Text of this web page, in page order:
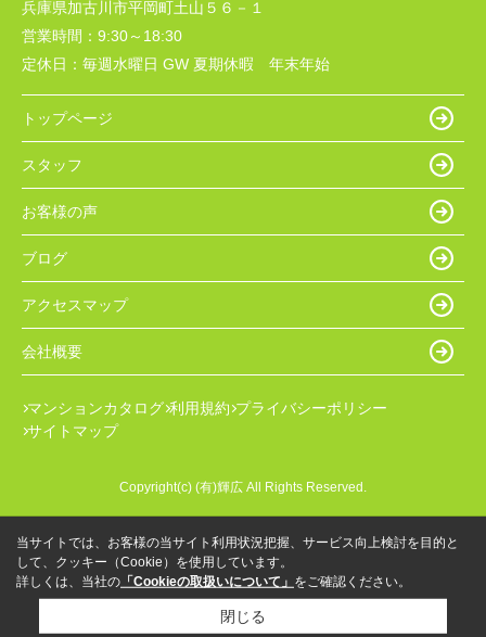
兵庫県加古川市平岡町土山５６－１
営業時間： 9:30～18:30
定休日： 毎週水曜日 GW 夏期休暇 年末年始
トップページ
スタッフ
お客様の声
ブログ
アクセスマップ
会社概要
マンションカタログ 利用規約 プライバシーポリシー
サイトマップ
Copyright(c) (有)輝広 All Rights Reserved.
当サイトでは、お客様の当サイト利用状況把握、サービス向上検討を目的と
して、クッキー（Cookie）を使用しています。
詳しくは、当社の 「Cookieの取扱いについて」 をご確認ください。
閉じる